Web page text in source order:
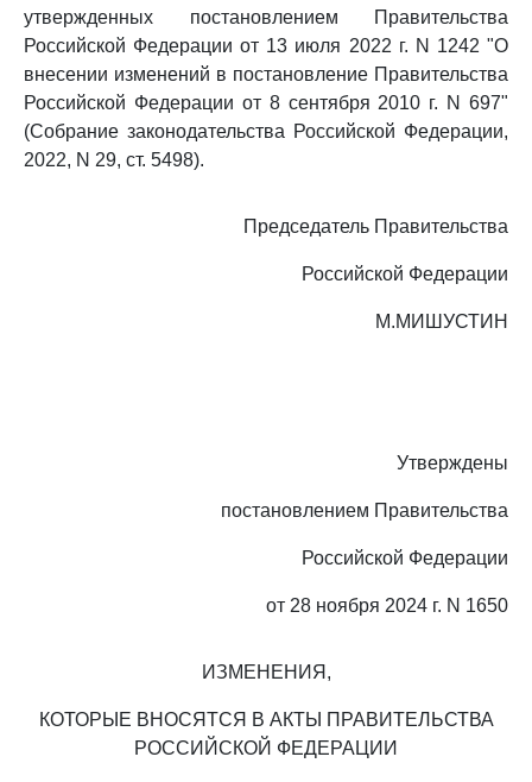
утвержденных постановлением Правительства
Российской Федерации от 13 июля 2022 г. N 1242 "О
внесении изменений в постановление Правительства
Российской Федерации от 8 сентября 2010 г. N 697"
(Собрание законодательства Российской Федерации,
2022, N 29, ст. 5498).
Председатель Правительства
Российской Федерации
М.МИШУСТИН
Утверждены
постановлением Правительства
Российской Федерации
от 28 ноября 2024 г. N 1650
ИЗМЕНЕНИЯ,
КОТОРЫЕ ВНОСЯТСЯ В АКТЫ ПРАВИТЕЛЬСТВА
РОССИЙСКОЙ ФЕДЕРАЦИИ